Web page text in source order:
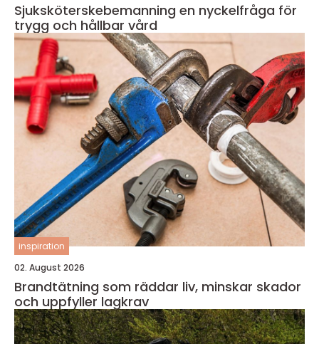
Sjuksköterskebemanning en nyckelfråga för
trygg och hållbar vård
inspiration
02. August 2026
Brandtätning som räddar liv, minskar skador
och uppfyller lagkrav